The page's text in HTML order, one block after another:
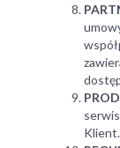
Klient.